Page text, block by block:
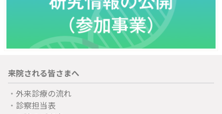
来院される皆さまへ
外来診療の流れ
診察担当表